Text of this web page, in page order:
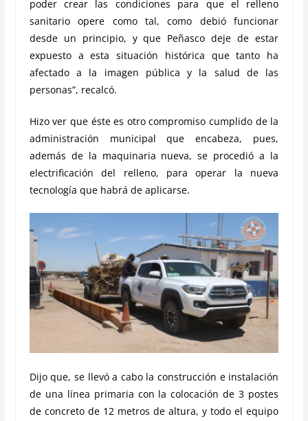
poder crear las condiciones para que el relleno
sanitario opere como tal, como debió funcionar
desde un principio, y que Peñasco deje de estar
expuesto a esta situación histórica que tanto ha
afectado a la imagen pública y la salud de las
personas”, recalcó.
Hizo ver que éste es otro compromiso cumplido de la
administración municipal que encabeza, pues,
además de la maquinaria nueva, se procedió a la
electrificación del relleno, para operar la nueva
tecnología que habrá de aplicarse.
Dijo que, se llevó a cabo la construcción e instalación
de una línea primaria con la colocación de 3 postes
de concreto de 12 metros de altura, y todo el equipo